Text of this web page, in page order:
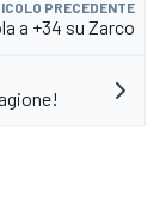
PRECEDENTE
a +34 su Zarco